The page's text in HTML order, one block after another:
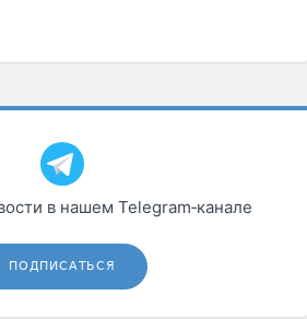
в нашем Telegram‑канале
ПОДПИСАТЬСЯ